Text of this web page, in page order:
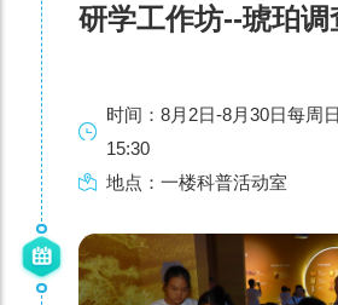
研学工作坊--琥珀调
时间：8月2日-8月30日每周
15:30
地点：一楼科普活动室